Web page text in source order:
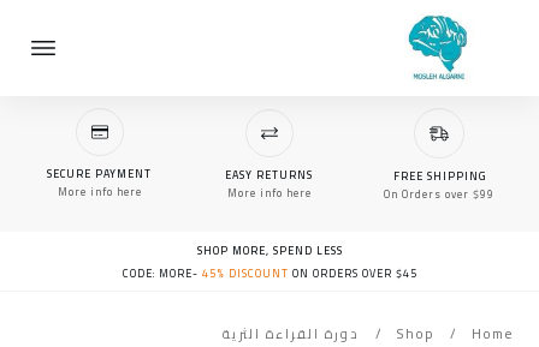
FREE SHIPPING
On Orders over $99
EASY RETURNS
More info here
SECURE PAYMENT
More info here
SHOP MORE, SPEND LESS
CODE: MORE- 45% DISCOUNT ON ORDERS OVER $45
Home
/
Shop
/ دورة القراءة الثرية